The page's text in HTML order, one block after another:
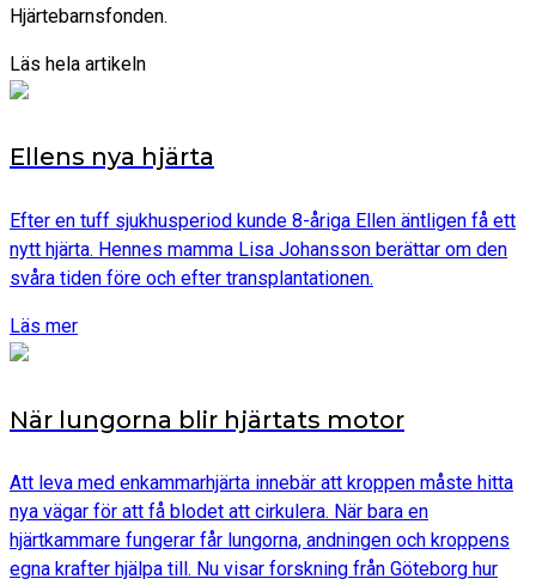
Hjärtebarnsfonden.
Läs hela artikeln
Ellens nya hjärta
Efter en tuff sjukhusperiod kunde 8-åriga Ellen äntligen få ett
nytt hjärta. Hennes mamma Lisa Johansson berättar om den
svåra tiden före och efter transplantationen.
Läs mer
När lungorna blir hjärtats motor
Att leva med enkammarhjärta innebär att kroppen måste hitta
nya vägar för att få blodet att cirkulera. När bara en
hjärtkammare fungerar får lungorna, andningen och kroppens
egna krafter hjälpa till. Nu visar forskning från Göteborg hur